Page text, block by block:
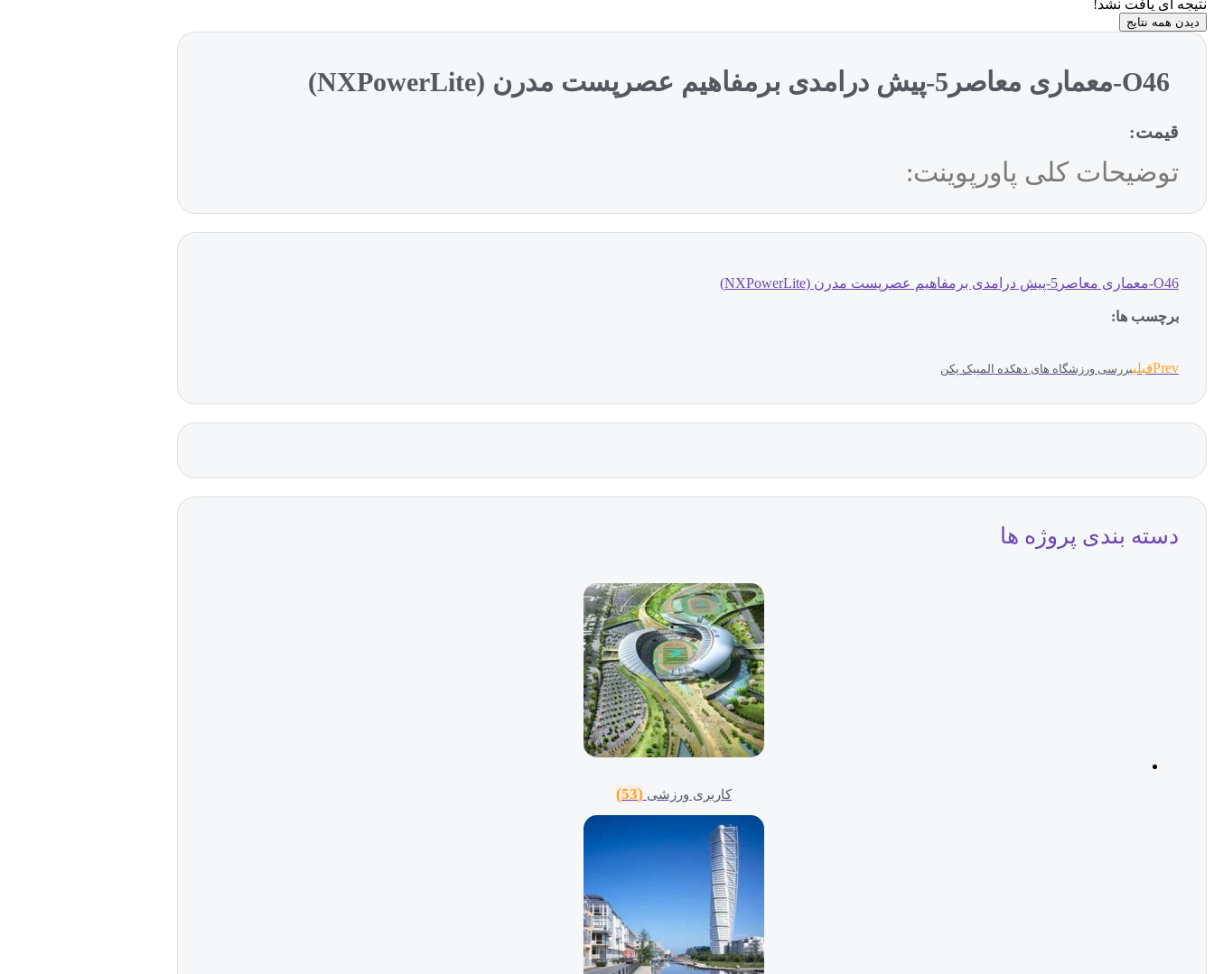
نتیجه ای یافت نشد!
دیدن همه نتایج
O46-معماری معاصر5-پیش درامدی برمفاهیم عصرپست مدرن (NXPowerLite)
قیمت:
توضیحات کلی پاورپوینت:
O46-معماری معاصر5-پیش درامدی برمفاهیم عصرپست مدرن (NXPowerLite)
برچسب ها:
Prevقبلیبررسی ورزشگاه های دهکده المپیک پکن
دسته بندی پروژه ها
کاربری ورزشی (53)